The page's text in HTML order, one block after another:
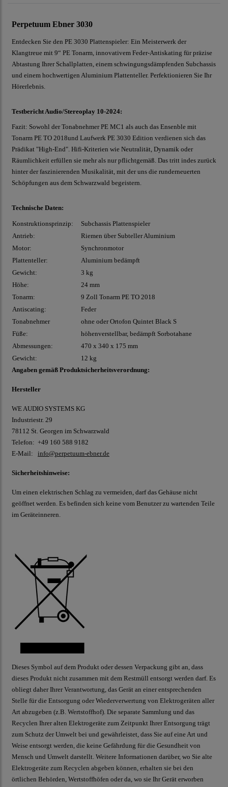
Perpetuum Ebner 3030
Entdecken Sie den PE 3030 Plattenspieler: Ein Meisterwerk der
Klangtreue mit 9“ PE Tonarm, innovativem Feder-Antiskating für präzise
Abtastung Ihrer Schallplatten, einem schwingungsdämpfenden Subchassis
und einem hochwertigen Aluminium Plattenteller. Perfektionieren Sie Ihr
Hörerlebnis.
Testbericht Audio/Stereoplay 10-2024:
Fazit: Sowohl der Tonabnehmer PE MC1 als auch das Ensenble mit
Tonarm PE TO 2018und Laufwerk PE 3030 Edition verdienen sich das
Prädikat "High-End". Hifi-Kriterien wie Neutralität, Dynamik oder
Räumlichkeit erfüllen sie mehr als nur pflichtgemäß. Das tritt indes zurück
hinter der faszinierenden Musikalität, mit der uns die runderneuerten
Schöpfungen aus dem Schwarzwald begeistern.
Technische Daten:
Konstruktionsprinzip:
Subchassis Plattenspieler
Antrieb:
Riemen über Subteller Aluminium
Motor:
Synchronmotor
Plattenteller:
Aluminium bedämpft
Gewicht:
3 kg
Höhe:
24 mm
Tonarm:
9 Zoll Tonarm PE TO 2018
Antiscating:
Feder
Tonabnehmer
ohne oder Ortofon Quintet Black S
Füße:
höhenverstellbar, bedämpft Sorbotahane
Abmessungen:
470 x 340 x 175 mm
Gewicht:
12 kg
Angaben gemäß Produktsicherheitsverordnung:
Hersteller
WE AUDIO SYSTEMS KG
Industriestr. 29
78112 St. Georgen im Schwarzwald
Telefon: +49 160 588 9182
E-Mail: info@perpetuum-ebner.de
Sicherheitshinweise:
Um einen elektrischen Schlag zu vermeiden, darf das Gehäuse nicht
geöffnet werden. Es befinden sich keine vom Benutzer zu wartenden Teile
im Geräteinneren.
Dieses Symbol auf dem Produkt oder dessen Verpackung gibt an, dass
dieses Produkt nicht zusammen mit dem Restmüll entsorgt werden darf. Es
obliegt daher Ihrer Verantwortung, das Gerät an einer entsprechenden
Stelle für die Entsorgung oder Wiederverwertung von Elektrogeräten aller
Art abzugeben (z.B. Wertstoffhof). Die separate Sammlung und das
Recyclen Ihrer alten Elektrogeräte zum Zeitpunkt Ihrer Entsorgung trägt
zum Schutz der Umwelt bei und gewährleistet, dass Sie auf eine Art und
Weise entsorgt werden, die keine Gefährdung für die Gesundheit von
Mensch und Umwelt darstellt. Weitere Informationen darüber, wo Sie alte
Elektrogeräte zum Recyclen abgeben können, erhalten sie bei den
örtlichen Behörden, Wertstoffhöfen oder da, wo sie Ihr Gerät erworben